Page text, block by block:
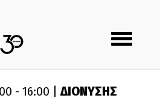
Toggle
navigation
- 16:00 |ΔΙΟΝΥΣΗΣ